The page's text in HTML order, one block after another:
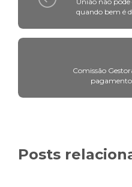
quando bem é
Comissão
pagamento
Posts